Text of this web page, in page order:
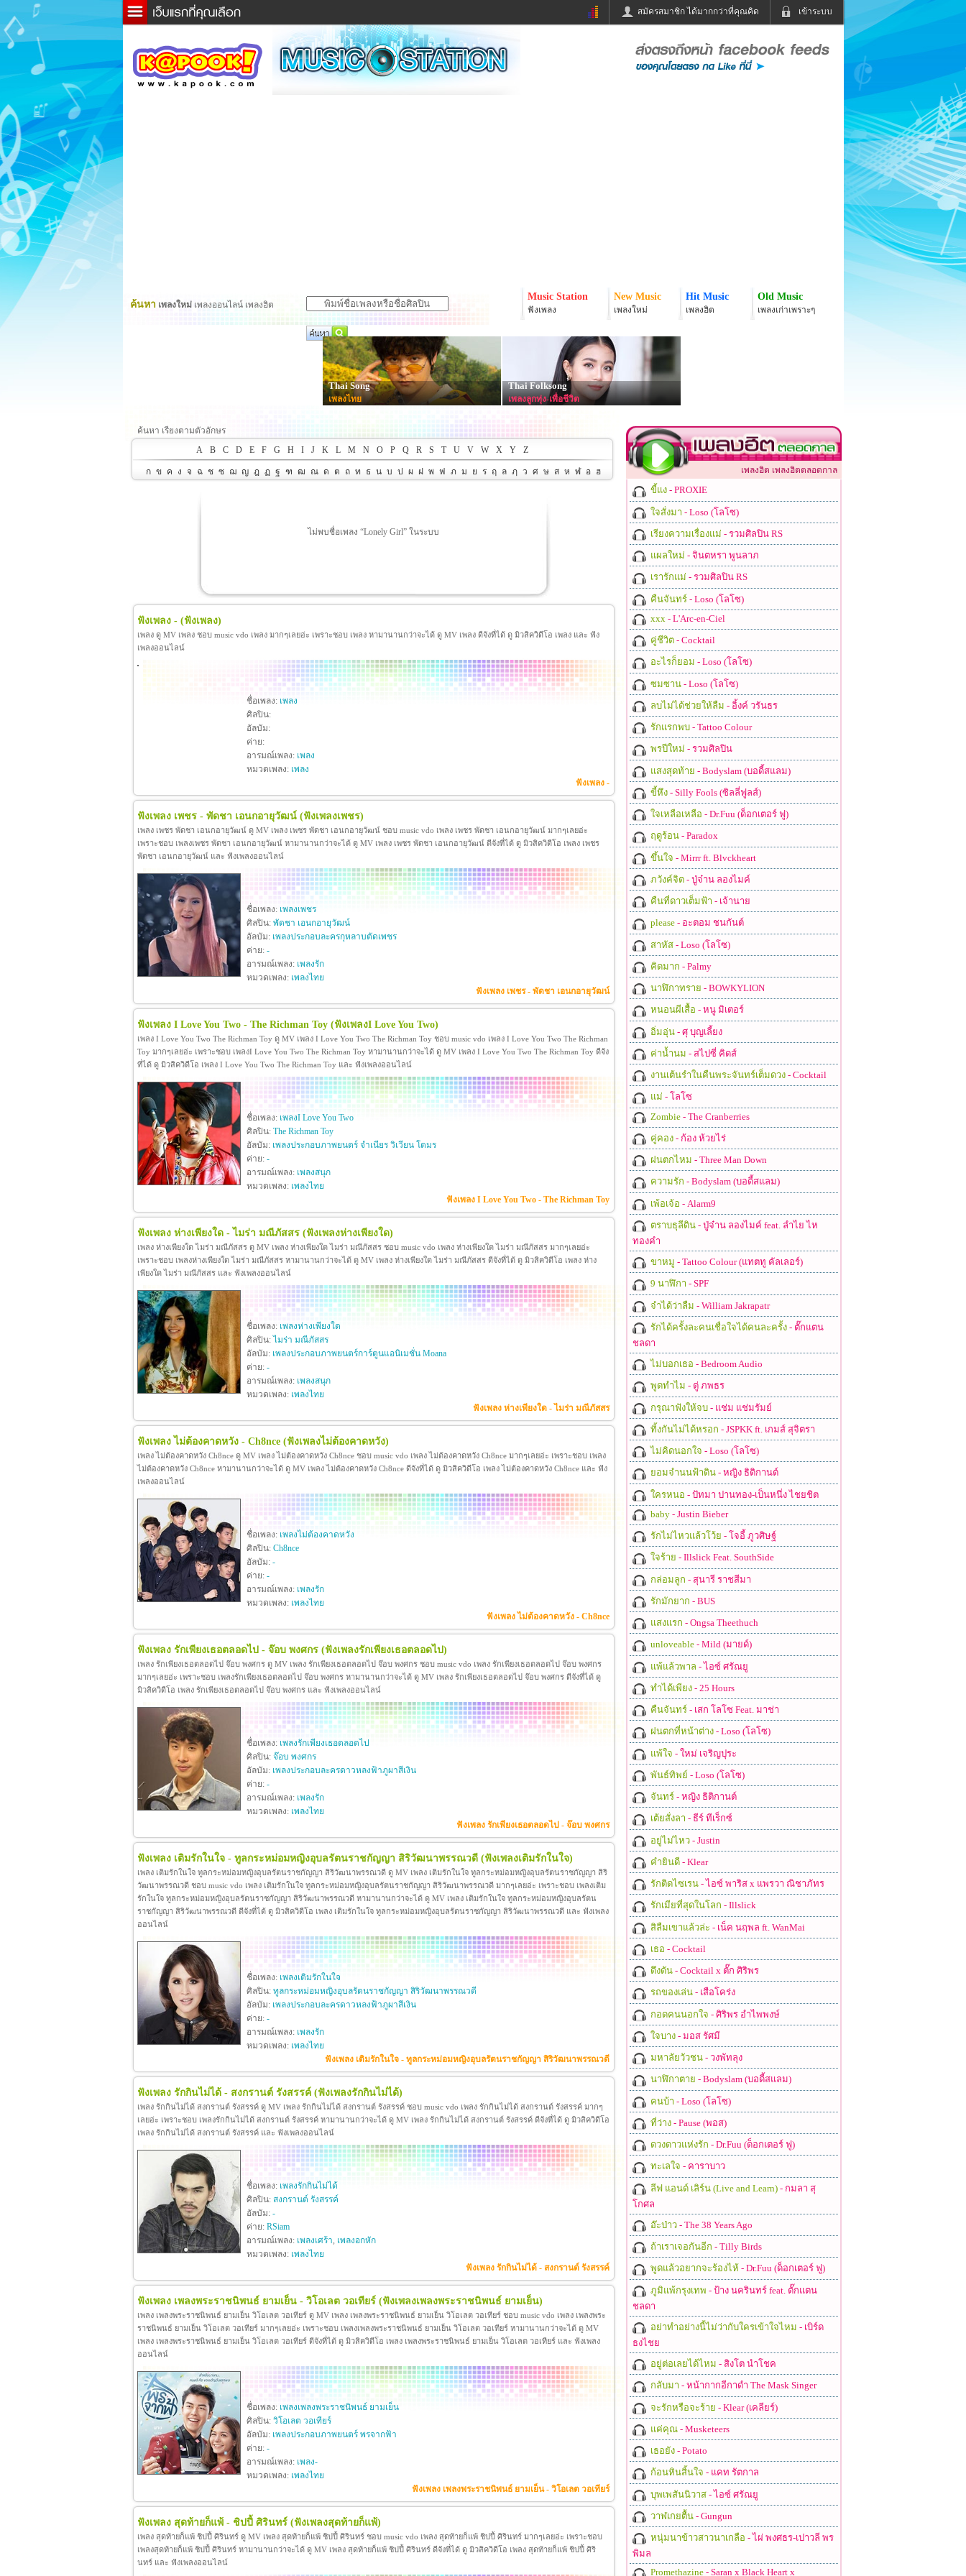
เข้าระบบ
สมัครสมาชิก ได้มากกว่าที่คุณคิด
ข่าวด่วน ข่าวสั้น
ละคร
หนังใหม่
ฟังวิทยุออนไลน์
หมากรุกไทย
Email
ค้นหา เพลงใหม่ เพลงออนไลน์ เพลงฮิต
Music Station
ฟังเพลง
New Music
เพลงใหม่
Hit Music
เพลงฮิต
Old Music
เพลงเก่าเพราะๆ
Thai Song
เพลงไทย
Thai Folksong
เพลงลูกทุ่ง-เพื่อชีวิต
ค้นหา เรียงตามตัวอักษร
A
B C D E F G H I J K L M N O P Q R S T U V W X Y Z
ก ข ค ง จ ฉ ช ซ ฌ ญ ฎ ฏ ฐ ฑ ฒ ณ ด ต ถ ท ธ น บ ป ผ ฝ พ ฟ ภ ม ย ร ฤ ล ฦ ว ศ ษ ส ห ฬ อ ฮ
ไม่พบชื่อเพลง “Lonely Girl” ในระบบ
ฟังเพลง - (ฟังเพลง)
เพลง ดู MV เพลง ชอบ music vdo เพลง มากๆเลยอ่ะ เพราะชอบ เพลง หามานานกว่าจะได้ ดู MV เพลง ดีจังที่ได้ ดู มิวสิควิดีโอ เพลง และ ฟัง
เพลงออนไลน์
ชื่อเพลง: เพลง
ศิลปิน:
อัลบัม:
ค่าย:
อารมณ์เพลง: เพลง
หมวดเพลง: เพลง
ฟังเพลง -
ฟังเพลง เพชร - พัดชา เอนกอายุวัฒน์ (ฟังเพลงเพชร)
เพลง เพชร พัดชา เอนกอายุวัฒน์ ดู MV เพลง เพชร พัดชา เอนกอายุวัฒน์ ชอบ music vdo เพลง เพชร พัดชา เอนกอายุวัฒน์ มากๆเลยอ่ะ
เพราะชอบ เพลงเพชร พัดชา เอนกอายุวัฒน์ หามานานกว่าจะได้ ดู MV เพลง เพชร พัดชา เอนกอายุวัฒน์ ดีจังที่ได้ ดู มิวสิควิดีโอ เพลง เพชร
พัดชา เอนกอายุวัฒน์ และ ฟังเพลงออนไลน์
ชื่อเพลง: เพลงเพชร
ศิลปิน: พัดชา เอนกอายุวัฒน์
อัลบัม: เพลงประกอบละครกุหลาบตัดเพชร
ค่าย: -
อารมณ์เพลง: เพลงรัก
หมวดเพลง: เพลงไทย
ฟังเพลง เพชร - พัดชา เอนกอายุวัฒน์
ฟังเพลง I Love You Two - The Richman Toy (ฟังเพลงI Love You Two)
เพลง I Love You Two The Richman Toy ดู MV เพลง I Love You Two The Richman Toy ชอบ music vdo เพลง I Love You Two The Richman
Toy มากๆเลยอ่ะ เพราะชอบ เพลงI Love You Two The Richman Toy หามานานกว่าจะได้ ดู MV เพลง I Love You Two The Richman Toy ดีจัง
ที่ได้ ดู มิวสิควิดีโอ เพลง I Love You Two The Richman Toy และ ฟังเพลงออนไลน์
ชื่อเพลง: เพลงI Love You Two
ศิลปิน: The Richman Toy
อัลบัม: เพลงประกอบภาพยนตร์ จำเนียร วิเวียน โตมร
ค่าย: -
อารมณ์เพลง: เพลงสนุก
หมวดเพลง: เพลงไทย
ฟังเพลง I Love You Two - The Richman Toy
ฟังเพลง ห่างเพียงใด - ไมร่า มณีภัสสร (ฟังเพลงห่างเพียงใด)
เพลง ห่างเพียงใด ไมร่า มณีภัสสร ดู MV เพลง ห่างเพียงใด ไมร่า มณีภัสสร ชอบ music vdo เพลง ห่างเพียงใด ไมร่า มณีภัสสร มากๆเลยอ่ะ
เพราะชอบ เพลงห่างเพียงใด ไมร่า มณีภัสสร หามานานกว่าจะได้ ดู MV เพลง ห่างเพียงใด ไมร่า มณีภัสสร ดีจังที่ได้ ดู มิวสิควิดีโอ เพลง ห่าง
เพียงใด ไมร่า มณีภัสสร และ ฟังเพลงออนไลน์
ชื่อเพลง: เพลงห่างเพียงใด
ศิลปิน: ไมร่า มณีภัสสร
อัลบัม: เพลงประกอบภาพยนตร์การ์ตูนแอนิเมชั่น Moana
ค่าย: -
อารมณ์เพลง: เพลงสนุก
หมวดเพลง: เพลงไทย
ฟังเพลง ห่างเพียงใด - ไมร่า มณีภัสสร
ฟังเพลง ไม่ต้องคาดหวัง - Ch8nce (ฟังเพลงไม่ต้องคาดหวัง)
เพลง ไม่ต้องคาดหวัง Ch8nce ดู MV เพลง ไม่ต้องคาดหวัง Ch8nce ชอบ music vdo เพลง ไม่ต้องคาดหวัง Ch8nce มากๆเลยอ่ะ เพราะชอบ เพลง
ไม่ต้องคาดหวัง Ch8nce หามานานกว่าจะได้ ดู MV เพลง ไม่ต้องคาดหวัง Ch8nce ดีจังที่ได้ ดู มิวสิควิดีโอ เพลง ไม่ต้องคาดหวัง Ch8nce และ ฟัง
เพลงออนไลน์
ชื่อเพลง: เพลงไม่ต้องคาดหวัง
ศิลปิน: Ch8nce
อัลบัม: -
ค่าย: -
อารมณ์เพลง: เพลงรัก
หมวดเพลง: เพลงไทย
ฟังเพลง ไม่ต้องคาดหวัง - Ch8nce
ฟังเพลง รักเพียงเธอตลอดไป - จ๊อบ พงศกร (ฟังเพลงรักเพียงเธอตลอดไป)
เพลง รักเพียงเธอตลอดไป จ๊อบ พงศกร ดู MV เพลง รักเพียงเธอตลอดไป จ๊อบ พงศกร ชอบ music vdo เพลง รักเพียงเธอตลอดไป จ๊อบ พงศกร
มากๆเลยอ่ะ เพราะชอบ เพลงรักเพียงเธอตลอดไป จ๊อบ พงศกร หามานานกว่าจะได้ ดู MV เพลง รักเพียงเธอตลอดไป จ๊อบ พงศกร ดีจังที่ได้ ดู
มิวสิควิดีโอ เพลง รักเพียงเธอตลอดไป จ๊อบ พงศกร และ ฟังเพลงออนไลน์
ชื่อเพลง: เพลงรักเพียงเธอตลอดไป
ศิลปิน: จ๊อบ พงศกร
อัลบัม: เพลงประกอบละครดาวหลงฟ้าภูผาสีเงิน
ค่าย: -
อารมณ์เพลง: เพลงรัก
หมวดเพลง: เพลงไทย
ฟังเพลง รักเพียงเธอตลอดไป - จ๊อบ พงศกร
ฟังเพลง เติมรักในใจ - ทูลกระหม่อมหญิงอุบลรัตนราชกัญญา สิริวัฒนาพรรณวดี (ฟังเพลงเติมรักในใจ)
เพลง เติมรักในใจ ทูลกระหม่อมหญิงอุบลรัตนราชกัญญา สิริวัฒนาพรรณวดี ดู MV เพลง เติมรักในใจ ทูลกระหม่อมหญิงอุบลรัตนราชกัญญา สิริ
วัฒนาพรรณวดี ชอบ music vdo เพลง เติมรักในใจ ทูลกระหม่อมหญิงอุบลรัตนราชกัญญา สิริวัฒนาพรรณวดี มากๆเลยอ่ะ เพราะชอบ เพลงเติม
รักในใจ ทูลกระหม่อมหญิงอุบลรัตนราชกัญญา สิริวัฒนาพรรณวดี หามานานกว่าจะได้ ดู MV เพลง เติมรักในใจ ทูลกระหม่อมหญิงอุบลรัตน
ราชกัญญา สิริวัฒนาพรรณวดี ดีจังที่ได้ ดู มิวสิควิดีโอ เพลง เติมรักในใจ ทูลกระหม่อมหญิงอุบลรัตนราชกัญญา สิริวัฒนาพรรณวดี และ ฟังเพลง
ออนไลน์
ชื่อเพลง: เพลงเติมรักในใจ
ศิลปิน: ทูลกระหม่อมหญิงอุบลรัตนราชกัญญา สิริวัฒนาพรรณวดี
อัลบัม: เพลงประกอบละครดาวหลงฟ้าภูผาสีเงิน
ค่าย: -
อารมณ์เพลง: เพลงรัก
หมวดเพลง: เพลงไทย
ฟังเพลง เติมรักในใจ - ทูลกระหม่อมหญิงอุบลรัตนราชกัญญา สิริวัฒนาพรรณวดี
ฟังเพลง รักกินไม่ได้ - สงกรานต์ รังสรรค์ (ฟังเพลงรักกินไม่ได้)
เพลง รักกินไม่ได้ สงกรานต์ รังสรรค์ ดู MV เพลง รักกินไม่ได้ สงกรานต์ รังสรรค์ ชอบ music vdo เพลง รักกินไม่ได้ สงกรานต์ รังสรรค์ มากๆ
เลยอ่ะ เพราะชอบ เพลงรักกินไม่ได้ สงกรานต์ รังสรรค์ หามานานกว่าจะได้ ดู MV เพลง รักกินไม่ได้ สงกรานต์ รังสรรค์ ดีจังที่ได้ ดู มิวสิควิดีโอ
เพลง รักกินไม่ได้ สงกรานต์ รังสรรค์ และ ฟังเพลงออนไลน์
ชื่อเพลง: เพลงรักกินไม่ได้
ศิลปิน: สงกรานต์ รังสรรค์
อัลบัม: -
ค่าย: RSiam
อารมณ์เพลง: เพลงเศร้า, เพลงอกหัก
หมวดเพลง: เพลงไทย
ฟังเพลง รักกินไม่ได้ - สงกรานต์ รังสรรค์
ฟังเพลง เพลงพระราชนิพนธ์ ยามเย็น - วิโอเลต วอเทียร์ (ฟังเพลงเพลงพระราชนิพนธ์ ยามเย็น)
เพลง เพลงพระราชนิพนธ์ ยามเย็น วิโอเลต วอเทียร์ ดู MV เพลง เพลงพระราชนิพนธ์ ยามเย็น วิโอเลต วอเทียร์ ชอบ music vdo เพลง เพลงพระ
ราชนิพนธ์ ยามเย็น วิโอเลต วอเทียร์ มากๆเลยอ่ะ เพราะชอบ เพลงเพลงพระราชนิพนธ์ ยามเย็น วิโอเลต วอเทียร์ หามานานกว่าจะได้ ดู MV
เพลง เพลงพระราชนิพนธ์ ยามเย็น วิโอเลต วอเทียร์ ดีจังที่ได้ ดู มิวสิควิดีโอ เพลง เพลงพระราชนิพนธ์ ยามเย็น วิโอเลต วอเทียร์ และ ฟังเพลง
ออนไลน์
ชื่อเพลง: เพลงเพลงพระราชนิพนธ์ ยามเย็น
ศิลปิน: วิโอเลต วอเทียร์
อัลบัม: เพลงประกอบภาพยนตร์ พรจากฟ้า
ค่าย: -
อารมณ์เพลง: เพลง-
หมวดเพลง: เพลงไทย
ฟังเพลง เพลงพระราชนิพนธ์ ยามเย็น - วิโอเลต วอเทียร์
ฟังเพลง สุดท้ายก็แพ้ - ชิปปี้ ศิรินทร์ (ฟังเพลงสุดท้ายก็แพ้)
เพลง สุดท้ายก็แพ้ ชิปปี้ ศิรินทร์ ดู MV เพลง สุดท้ายก็แพ้ ชิปปี้ ศิรินทร์ ชอบ music vdo เพลง สุดท้ายก็แพ้ ชิปปี้ ศิรินทร์ มากๆเลยอ่ะ เพราะชอบ
เพลงสุดท้ายก็แพ้ ชิปปี้ ศิรินทร์ หามานานกว่าจะได้ ดู MV เพลง สุดท้ายก็แพ้ ชิปปี้ ศิรินทร์ ดีจังที่ได้ ดู มิวสิควิดีโอ เพลง สุดท้ายก็แพ้ ชิปปี้ ศิริ
นทร์ และ ฟังเพลงออนไลน์
เพลงฮิต เพลงฮิตตลอดกาล
ขี้แง- PROXIE
ใจสั่งมา - Loso (โลโซ)
เรียงความเรื่องแม่ - รวมศิลปิน RS
แผลใหม่ - จินตหรา พูนลาภ
เรารักแม่ - รวมศิลปิน RS
คืนจันทร์- Loso (โลโซ)
xxx - L'Arc-en-Ciel
คู่ชีวิต- Cocktail
อะไรก็ยอม - Loso (โลโซ)
ซมซาน- Loso (โลโซ)
ลบไม่ได้ช่วยให้ลืม - อิ้งค์ วรันธร
รักแรกพบ- Tattoo Colour
พรปีใหม่ - รวมศิลปิน
แสงสุดท้าย - Bodyslam (บอดี้สแลม)
ขี้หึง- Silly Fools (ซิลลี่ฟูลส์)
ใจเหลือเหลือ - Dr.Fuu (ด็อกเตอร์ ฟู)
ฤดูร้อน- Paradox
ขึ้นใจ - Mirrr ft. Blvckheart
ภวังค์จิต- ปู่จ๋าน ลองไมค์
คืนที่ดาวเต็มฟ้า - เจ้านาย
please- อะตอม ชนกันต์
สาหัส- Loso (โลโซ)
คิดมาก - Palmy
นาฬิกาทราย - BOWKYLION
หนอนผีเสื้อ - หนู มิเตอร์
อิ่มอุ่น- ศุ บุญเลี้ยง
ค่าน้ำนม - สไปซี่ คิดส์
งานเต้นรำในคืนพระจันทร์เต็มดวง- Cocktail
แม่ - โลโซ
Zombie- The Cranberries
คู่คอง- ก้อง ห้วยไร่
ฝนตกไหม - Three Man Down
ความรัก - Bodyslam (บอดี้สแลม)
เพ้อเจ้อ - Alarm9
ตราบธุลีดิน- ปู่จ๋าน ลองไมค์ feat. ลำไย ไห
ทองคำ
ขาหมู - Tattoo Colour (แทตทู คัลเลอร์)
9 นาฬิกา - SPF
จำได้ว่าลืม - William Jakrapatr
รักได้ครั้งละคนเชื่อใจได้คนละครั้ง- ตั๊กแตน
ชลดา
ไม่บอกเธอ - Bedroom Audio
พูดทำไม - ตู่ ภพธร
กรุณาฟังให้จบ- แช่ม แช่มรัมย์
ทิ้งกันไม่ได้หรอก - JSPKK ft. เกมส์ สุจิตรา
ไม่คิดนอกใจ - Loso (โลโซ)
ยอมจำนนฟ้าดิน- หญิง ธิติกานต์
ใครหนอ - ปัทมา ปานทอง-เป็นหนึ่ง ไชยชิต
baby- Justin Bieber
รักไม่ไหวแล้วโว้ย - โจอี้ ภูวศิษฐ์
ใจร้าย - Illslick Feat. SouthSide
กล่อมลูก - สุนารี ราชสีมา
รักมักยาก - BUS
แสงแรก - Ongsa Theethuch
unloveable- Mild (มายด์)
แพ้แล้วพาล - ไอซ์ ศรัณยู
ทำได้เพียง- 25 Hours
คืนจันทร์- เสก โลโซ Feat. มาช่า
ฝนตกที่หน้าต่าง- Loso (โลโซ)
แพ้ใจ - ใหม่ เจริญปุระ
พันธ์ทิพย์ - Loso (โลโซ)
จันทร์- หญิง ธิติกานต์
เต้ยสั่งลา - ธีร์ ทีเร็กซ์
อยู่ไม่ไหว- Justin
คำยินดี- Klear
รักติดไซเรน- ไอซ์ พาริส x แพรวา ณิชาภัทร
รักเมียที่สุดในโลก - Illslick
สิลืมเขาแล้วล่ะ - เน็ค นฤพล ft. WanMai
เธอ - Cocktail
ดึงดัน- Cocktail x ตั๊ก ศิริพร
รถของเล่น- เสือโคร่ง
กอดคนนอกใจ - ศิริพร อำไพพงษ์
ใจบาง- มอส รัศมี
มหาลัยวัวชน- วงพัทลุง
นาฬิกาตาย - Bodyslam (บอดี้สแลม)
คนบ้า - Loso (โลโซ)
ที่ว่าง- Pause (พอส)
ดวงดาวแห่งรัก - Dr.Fuu (ด็อกเตอร์ ฟู)
ทะเลใจ - คาราบาว
ลีฟ แอนด์ เลิร์น (Live and Learn)- กมลา สุ
โกศล
อ๊ะป่าว- The 38 Years Ago
ถ้าเราเจอกันอีก - Tilly Birds
พูดแล้วอยากจะร้องไห้ - Dr.Fuu (ด็อกเตอร์ ฟู)
ภูมิแพ้กรุงเทพ - ป้าง นครินทร์ feat. ตั๊กแตน
ชลดา
อย่าทำอย่างนี้ไม่ว่ากับใครเข้าใจไหม - เบิร์ด
ธงไชย
อยู่ต่อเลยได้ไหม - สิงโต นำโชค
กลับมา - หน้ากากอีกาดำ The Mask Singer
จะรักหรือจะร้าย - Klear (เคลียร์)
แค่คุณ- Musketeers
เธอยัง- Potato
ก้อนหินสิ้นใจ - แคท รัตกาล
บุพเพสันนิวาส- ไอซ์ ศรัณยู
วาฬเกยตื้น- Gungun
หนุ่มนาข้าวสาวนาเกลือ - ไผ่ พงศธร-เปาวลี พร
พิมล
Promethazine- Saran x Black Heart x